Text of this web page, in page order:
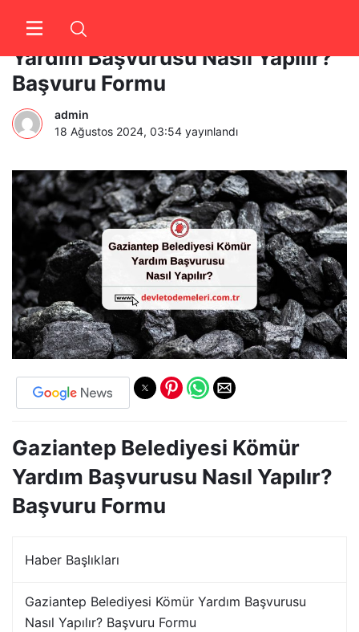
Gaziantep Belediyesi Kömür
Yardım Başvurusu Nasıl Yapılır?
Başvuru Formu
admin
18 Ağustos 2024, 03:54 yayınlandı
Gaziantep Belediyesi Kömür
Yardım Başvurusu Nasıl Yapılır?
Başvuru Formu
Haber Başlıkları
Gaziantep Belediyesi Kömür Yardım Başvurusu
Nasıl Yapılır? Başvuru Formu